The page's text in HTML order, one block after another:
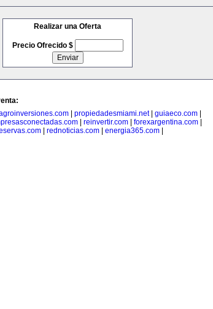
Realizar una Oferta
Precio Ofrecido $
propiedadesmiami.net| guiaeco.com
| reinvertir.com| forexargentina.com|
rednoticias.com energia365.com